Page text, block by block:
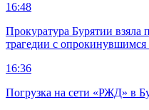
16:48
Прокуратура Бурятии взяла
трагедии с опрокинувшимся
16:36
Погрузка на сети «РЖД» в